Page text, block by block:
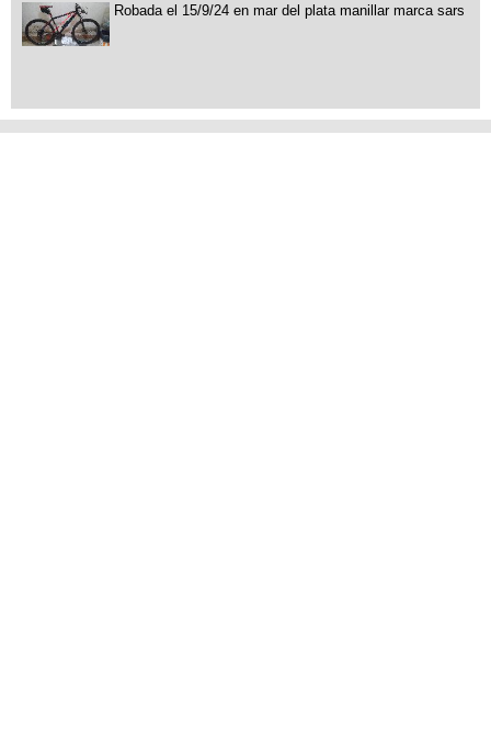
Robada el 15/9/24 en mar del plata manillar marca sars